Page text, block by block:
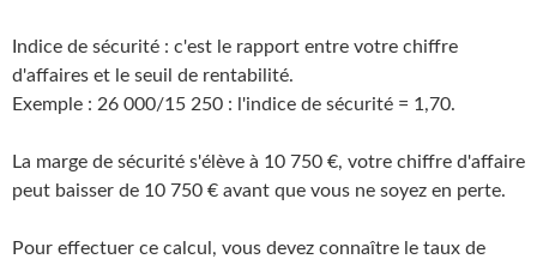
Indice de sécurité : c'est le rapport entre votre chiffre
d'affaires et le seuil de rentabilité.
Exemple : 26 000/15 250 : l'indice de sécurité = 1,70.
La marge de sécurité s'élève à 10 750 €, votre chiffre d'affaire
peut baisser de 10 750 € avant que vous ne soyez en perte.
Pour effectuer ce calcul, vous devez connaître le taux de